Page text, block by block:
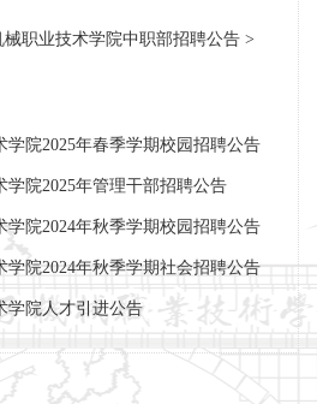
械职业技术学院中职部招聘公告 >
学院2025年春季学期校园招聘公告
学院2025年管理干部招聘公告
学院2024年秋季学期校园招聘公告
学院2024年秋季学期社会招聘公告
学院人才引进公告